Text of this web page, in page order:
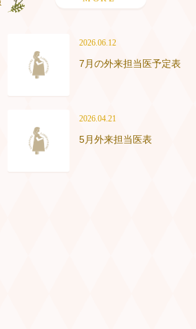
2026.06.12
7月の外来担当医予定表
2026.04.21
5月外来担当医表